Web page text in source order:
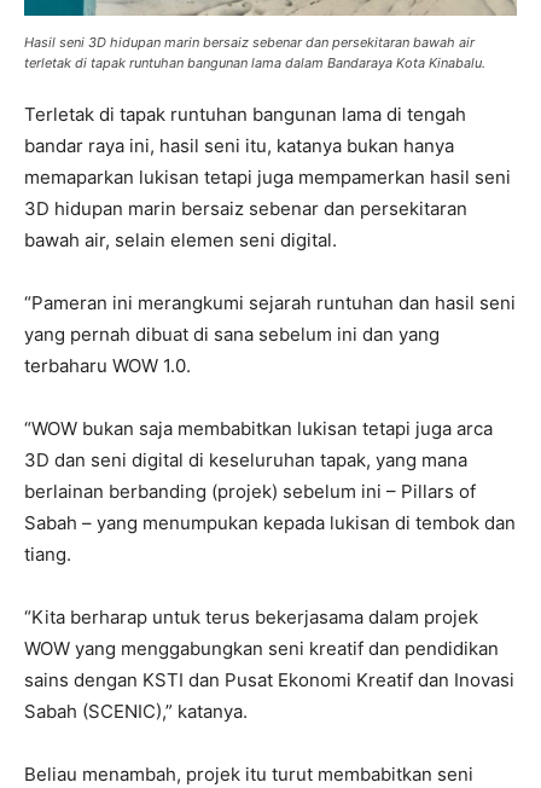
Hasil seni 3D hidupan marin bersaiz sebenar dan persekitaran bawah air
terletak di tapak runtuhan bangunan lama dalam Bandaraya Kota Kinabalu.
Terletak di tapak runtuhan bangunan lama di tengah
bandar raya ini, hasil seni itu, katanya bukan hanya
memaparkan lukisan tetapi juga mempamerkan hasil seni
3D hidupan marin bersaiz sebenar dan persekitaran
bawah air, selain elemen seni digital.
“Pameran ini merangkumi sejarah runtuhan dan hasil seni
yang pernah dibuat di sana sebelum ini dan yang
terbaharu WOW 1.0.
“WOW bukan saja membabitkan lukisan tetapi juga arca
3D dan seni digital di keseluruhan tapak, yang mana
berlainan berbanding (projek) sebelum ini – Pillars of
Sabah – yang menumpukan kepada lukisan di tembok dan
tiang.
“Kita berharap untuk terus bekerjasama dalam projek
WOW yang menggabungkan seni kreatif dan pendidikan
sains dengan KSTI dan Pusat Ekonomi Kreatif dan Inovasi
Sabah (SCENIC),” katanya.
Beliau menambah, projek itu turut membabitkan seni